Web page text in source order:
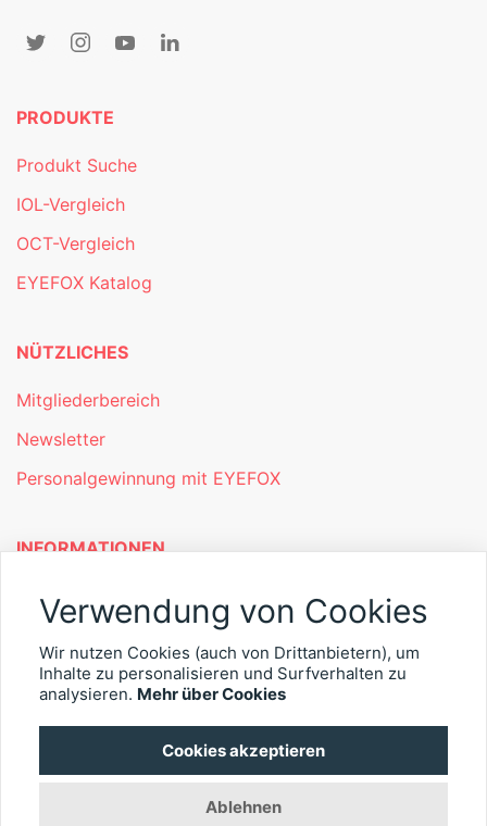
PRODUKTE
Produkt Suche
IOL-Vergleich
OCT-Vergleich
EYEFOX Katalog
NÜTZLICHES
Mitgliederbereich
Newsletter
Personalgewinnung mit EYEFOX
INFORMATIONEN
Was ist EYEFOX – Ihre Möglichkeiten
Kontakt
© 2026 EYEFOX UG (haftungsbeschränkt)
Verwendung von Cookies
Wir nutzen Cookies (auch von Drittanbietern), um
Inhalte zu personalisieren und Surfverhalten zu
analysieren. Mehr über Cookies
Cookies akzeptieren
Ablehnen